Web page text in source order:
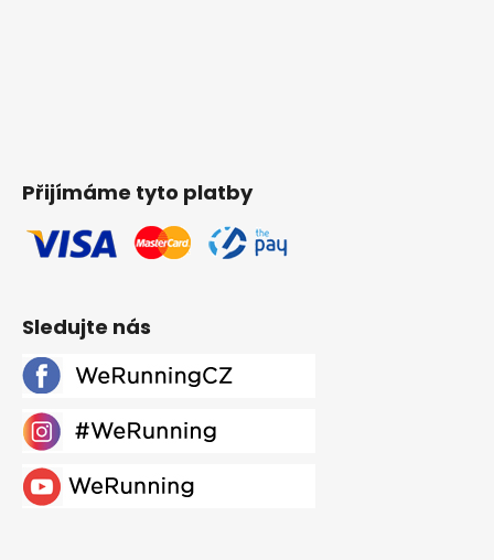
Přijímáme tyto platby
Sledujte nás